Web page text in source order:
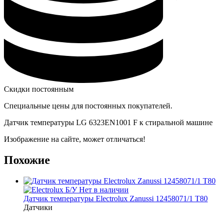
Скидки постоянным
Специальные цены для постоянных покупателей.
Датчик температуры LG 6323EN1001 F к стиральной машине
Изображение на сайте, может отличаться!
Похожие
Б/У Нет в наличии
Датчик температуры Electrolux Zanussi 12458071/1 T80
Датчики